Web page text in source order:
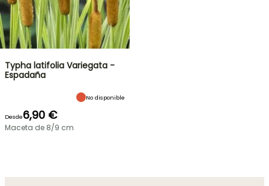
Typha latifolia Variegata -
Espadaña
No disponible
Desde6,90 €
Maceta de 8/9 cm